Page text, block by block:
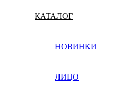
КАТАЛОГ
НОВИНКИ
ЛИЦО